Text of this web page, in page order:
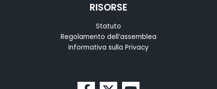
RISORSE
Statuto
Regolamento dell’assemblea
Informativa sulla Privacy